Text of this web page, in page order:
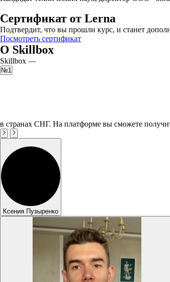
Сертификат от Lerna
Подтвердит, что вы прошли курс, и станет
Посмотреть сертификат
О Skillbox
Skillbox —
№1
в странах СНГ. На платформе вы сможете
Ксения Пузыренко